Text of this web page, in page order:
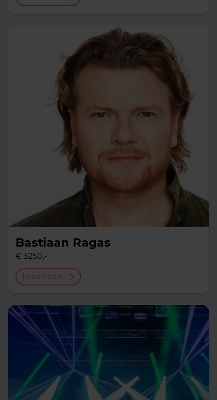
Bastiaan Ragas
€ 3250,-
Lees meer